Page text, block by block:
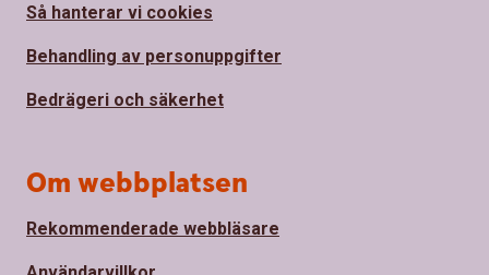
Så hanterar vi cookies
Behandling av personuppgifter
Bedrägeri och säkerhet
Om webbplatsen
Rekommenderade webbläsare